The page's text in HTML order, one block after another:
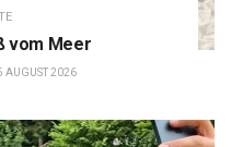
vom Meer
AUGUST 2026